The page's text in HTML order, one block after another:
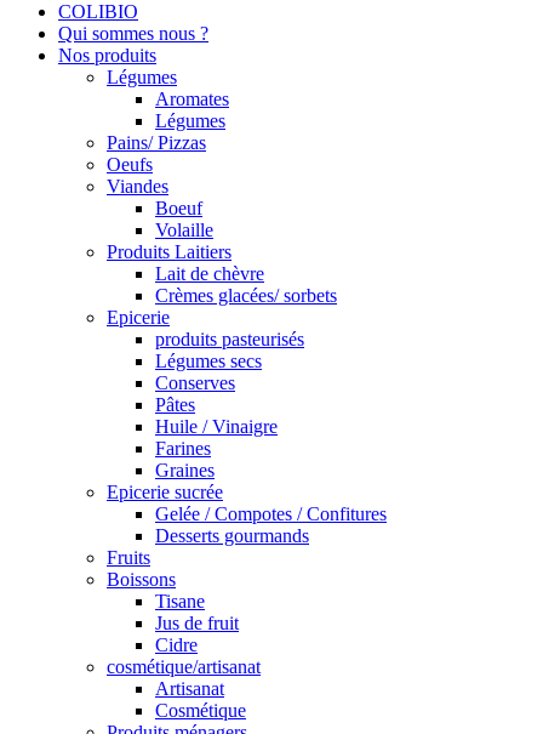
COLIBIO
Qui sommes nous ?
Nos produits
Légumes
Aromates
Légumes
Pains/ Pizzas
Oeufs
Viandes
Boeuf
Volaille
Produits Laitiers
Lait de chèvre
Crèmes glacées/ sorbets
Epicerie
produits pasteurisés
Légumes secs
Conserves
Pâtes
Huile / Vinaigre
Farines
Graines
Epicerie sucrée
Gelée / Compotes / Confitures
Desserts gourmands
Fruits
Boissons
Tisane
Jus de fruit
Cidre
cosmétique/artisanat
Artisanat
Cosmétique